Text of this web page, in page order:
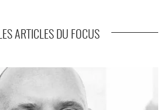
ARTICLES DU FOCUS